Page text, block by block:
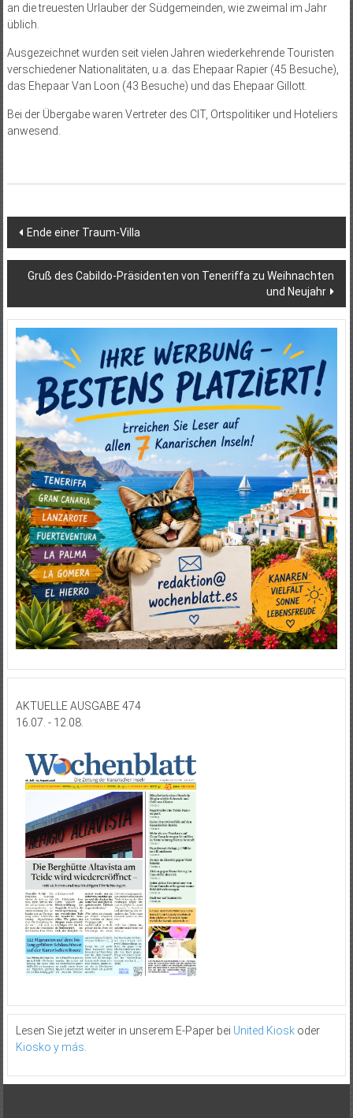
an die treuesten Urlauber der Südgemeinden, wie zweimal im Jahr
üblich.
Ausgezeichnet wurden seit vielen Jahren wiederkehrende Touristen
verschiedener Nationalitäten, u.a. das Ehepaar Rapier (45 Besuche),
das Ehepaar Van Loon (43 Besuche) und das Ehepaar Gillott.
Bei der Übergabe waren Vertreter des CIT, Ortspolitiker und Hoteliers
anwesend.
Beitragsnavigation
Ende einer Traum-Villa
Gruß des Cabildo-Präsidenten von Teneriffa zu Weihnachten
und Neujahr
AKTUELLE AUSGABE 474
16.07. - 12.08.
Lesen Sie jetzt weiter in unserem E-Paper bei United Kioskoder
Kiosko y más